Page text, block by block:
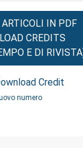
ARTICOLI IN PDF
CREDITS
E DI
Credit
numero